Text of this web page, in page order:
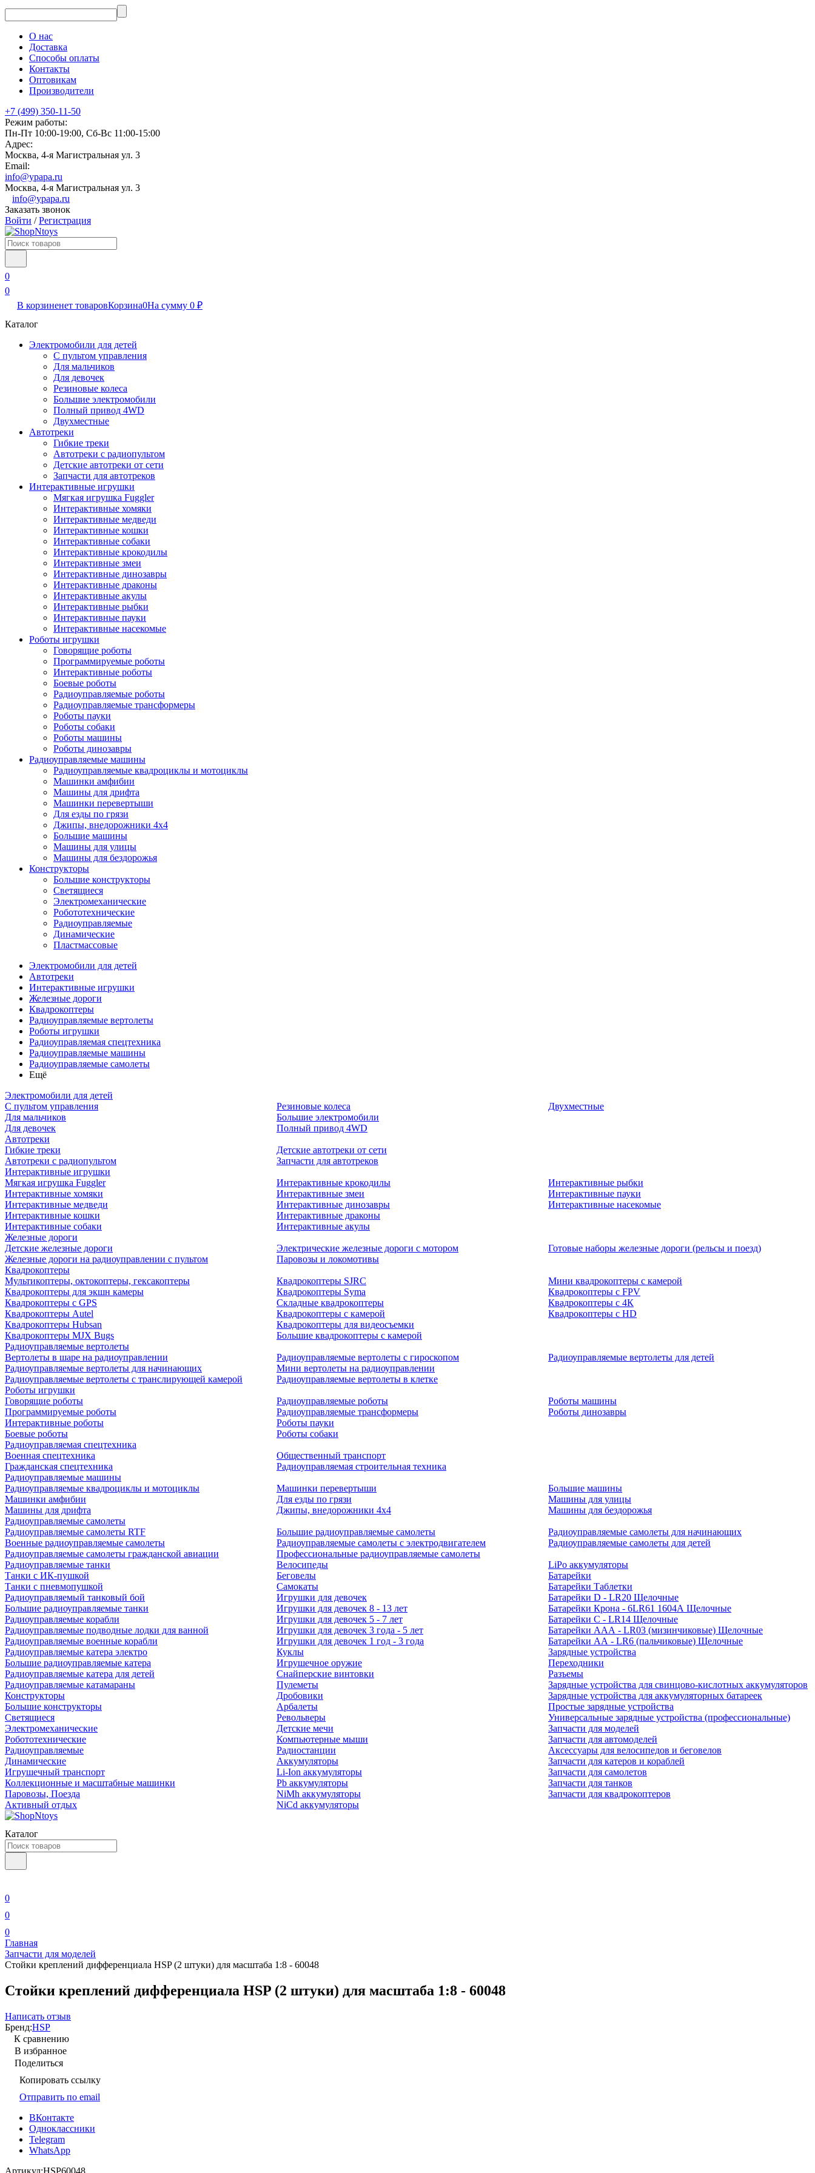
О нас
Доставка
Способы оплаты
Контакты
Оптовикам
Производители
+7 (499) 350-11-50
Режим работы:
Пн-Пт 10:00-19:00, Сб-Вс 11:00-15:00
Адрес:
Москва, 4-я Магистральная ул. 3
Email:
info@ypapa.ru
Москва, 4-я Магистральная ул. 3
info@ypapa.ru
Заказать звонок
Войти /Регистрация
0
0
В корзиненет товаровКорзина0На сумму 0 ₽
Каталог
Электромобили для детей
С пультом управления
Для мальчиков
Для девочек
Резиновые колеса
Большие электромобили
Полный привод 4WD
Двухместные
Автотреки
Гибкие треки
Автотреки с радиопультом
Детские автотреки от сети
Запчасти для автотреков
Интерактивные игрушки
Мягкая игрушка Fuggler
Интерактивные хомяки
Интерактивные медведи
Интерактивные кошки
Интерактивные собаки
Интерактивные крокодилы
Интерактивные змеи
Интерактивные динозавры
Интерактивные драконы
Интерактивные акулы
Интерактивные рыбки
Интерактивные пауки
Интерактивные насекомые
Роботы игрушки
Говорящие роботы
Программируемые роботы
Интерактивные роботы
Боевые роботы
Радиоуправляемые роботы
Радиоуправляемые трансформеры
Роботы пауки
Роботы собаки
Роботы машины
Роботы динозавры
Радиоуправляемые машины
Радиоуправляемые квадроциклы и мотоциклы
Машинки амфибии
Машины для дрифта
Машинки перевертыши
Для езды по грязи
Джипы, внедорожники 4x4
Большие машины
Машины для улицы
Машины для бездорожья
Конструкторы
Большие конструкторы
Светящиеся
Электромеханические
Робототехнические
Радиоуправляемые
Динамические
Пластмассовые
Электромобили для детей
Автотреки
Интерактивные игрушки
Железные дороги
Квадрокоптеры
Радиоуправляемые вертолеты
Роботы игрушки
Радиоуправляемая спецтехника
Радиоуправляемые машины
Радиоуправляемые самолеты
Ещё
Электромобили для детей
С пультом управления
Для мальчиков
Для девочек
Резиновые колеса
Большие электромобили
Полный привод 4WD
Двухместные
Автотреки
Гибкие треки
Автотреки с радиопультом
Детские автотреки от сети
Запчасти для автотреков
Интерактивные игрушки
Мягкая игрушка Fuggler
Интерактивные хомяки
Интерактивные медведи
Интерактивные кошки
Интерактивные собаки
Интерактивные крокодилы
Интерактивные змеи
Интерактивные динозавры
Интерактивные драконы
Интерактивные акулы
Интерактивные рыбки
Интерактивные пауки
Интерактивные насекомые
Железные дороги
Детские железные дороги
Железные дороги на радиоуправлении с пультом
Электрические железные дороги с мотором
Паровозы и локомотивы
Готовые наборы железные дороги (рельсы и поезд)
Квадрокоптеры
Мультикоптеры, октокоптеры, гексакоптеры
Квадрокоптеры для экшн камеры
Квадрокоптеры с GPS
Квадрокоптеры Autel
Квадрокоптеры Hubsan
Квадрокоптеры MJX Bugs
Квадрокоптеры SJRC
Квадрокоптеры Syma
Складные квадрокоптеры
Квадрокоптеры с камерой
Квадрокоптеры для видеосъемки
Большие квадрокоптеры с камерой
Мини квадрокоптеры с камерой
Квадрокоптеры с FPV
Квадрокоптеры с 4К
Квадрокоптеры с HD
Радиоуправляемые вертолеты
Вертолеты в шаре на радиоуправлении
Радиоуправляемые вертолеты для начинающих
Радиоуправляемые вертолеты с транслирующей камерой
Радиоуправляемые вертолеты с гироскопом
Мини вертолеты на радиоуправлении
Радиоуправляемые вертолеты в клетке
Радиоуправляемые вертолеты для детей
Роботы игрушки
Говорящие роботы
Программируемые роботы
Интерактивные роботы
Боевые роботы
Радиоуправляемые роботы
Радиоуправляемые трансформеры
Роботы пауки
Роботы собаки
Роботы машины
Роботы динозавры
Радиоуправляемая спецтехника
Военная спецтехника
Гражданская спецтехника
Общественный транспорт
Радиоуправляемая строительная техника
Радиоуправляемые машины
Радиоуправляемые квадроциклы и мотоциклы
Машинки амфибии
Машины для дрифта
Машинки перевертыши
Для езды по грязи
Джипы, внедорожники 4x4
Большие машины
Машины для улицы
Машины для бездорожья
Радиоуправляемые самолеты
Радиоуправляемые самолеты RTF
Военные радиоуправляемые самолеты
Радиоуправляемые самолеты гражданской авиации
Большие радиоуправляемые самолеты
Радиоуправляемые самолеты с электродвигателем
Профессиональные радиоуправляемые самолеты
Радиоуправляемые самолеты для начинающих
Радиоуправляемые самолеты для детей
Радиоуправляемые танки
Танки с ИК-пушкой
Танки с пневмопушкой
Радиоуправляемый танковый бой
Большие радиоуправляемые танки
Радиоуправляемые корабли
Радиоуправляемые подводные лодки для ванной
Радиоуправляемые военные корабли
Радиоуправляемые катера электро
Большие радиоуправляемые катера
Радиоуправляемые катера для детей
Радиоуправляемые катамараны
Конструкторы
Большие конструкторы
Светящиеся
Электромеханические
Робототехнические
Радиоуправляемые
Динамические
Игрушечный транспорт
Коллекционные и масштабные машинки
Паровозы, Поезда
Активный отдых
Велосипеды
Беговелы
Самокаты
Игрушки для девочек
Игрушки для девочек 8 - 13 лет
Игрушки для девочек 5 - 7 лет
Игрушки для девочек 3 года - 5 лет
Игрушки для девочек 1 год - 3 года
Куклы
Игрушечное оружие
Снайперские винтовки
Пулеметы
Дробовики
Арбалеты
Револьверы
Детские мечи
Компьютерные мыши
Радиостанции
Аккумуляторы
Li-Ion аккумуляторы
Pb аккумуляторы
NiMh аккумуляторы
NiCd аккумуляторы
LiPo аккумуляторы
Батарейки
Батарейки Таблетки
Батарейки D - LR20 Щелочные
Батарейки Крона - 6LR61 1604A Щелочные
Батарейки C - LR14 Щелочные
Батарейки AAA - LR03 (мизинчиковые) Щелочные
Батарейки AA - LR6 (пальчиковые) Щелочные
Зарядные устройства
Переходники
Разъемы
Зарядные устройства для свинцово-кислотных аккумуляторов
Зарядные устройства для аккумуляторных батареек
Простые зарядные устройства
Универсальные зарядные устройства (профессиональные)
Запчасти для моделей
Запчасти для автомоделей
Аксессуары для велосипедов и беговелов
Запчасти для катеров и кораблей
Запчасти для самолетов
Запчасти для танков
Запчасти для квадрокоптеров
Каталог
0
0
0
Главная
Запчасти для моделей
Стойки креплений дифференциала HSP (2 штуки) для масштаба 1:8 - 60048
Стойки креплений дифференциала HSP (2 штуки) для масштаба 1:8 - 60048
Написать отзыв
Бренд:HSP
К сравнению
В избранное
Поделиться
Копировать ссылку
Отправить по email
ВКонтакте
Одноклассники
Telegram
WhatsApp
Артикул:HSP60048